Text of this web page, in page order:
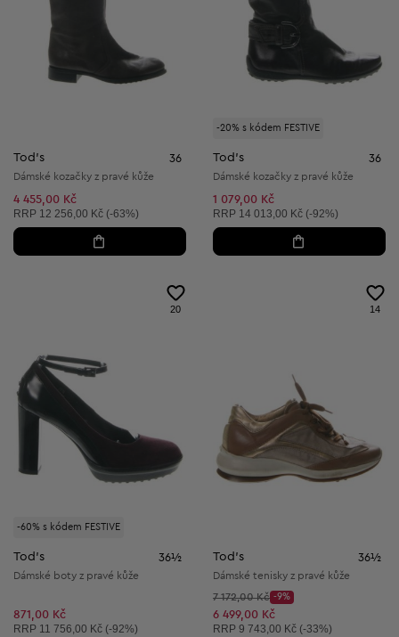
Tod's 36
Dámské kozačky z pravé kůže
4 455,00 Kč
Doporučená cena:
RRP 12 256,00 Kč (-63%)
-20% s kódem FESTIVE
Tod's 36
Dámské kozačky z pravé kůže
1 079,00 Kč
Doporučená cena:
RRP 14 013,00 Kč (-92%)
-60% s kódem FESTIVE
20
Tod's 36½
Dámské boty z pravé kůže
871,00 Kč
Doporučená cena:
RRP 11 756,00 Kč (-92%)
14
Tod's 36½
Dámské tenisky z pravé kůže
Původní cena:
7 172,00 Kč
Discount Price:
-9%
Snížená cena:
6 499,00 Kč
Doporučená cena:
RRP 9 743,00 Kč (-33%)